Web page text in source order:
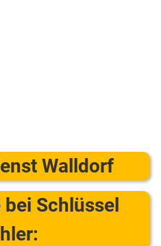
Walldorf
Schlüssel